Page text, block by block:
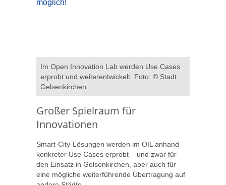
Im Open Innovation Lab werden Use Cases
erprobt und weiterentwickelt. Foto: © Stadt
Gelsenkirchen
Großer Spielraum für
Innovationen
Smart-City-Lösungen werden im OIL anhand
konkreter Use Cases erprobt – und zwar für
den Einsatz in Gelsenkirchen, aber auch für
eine mögliche weiterführende Übertragung auf